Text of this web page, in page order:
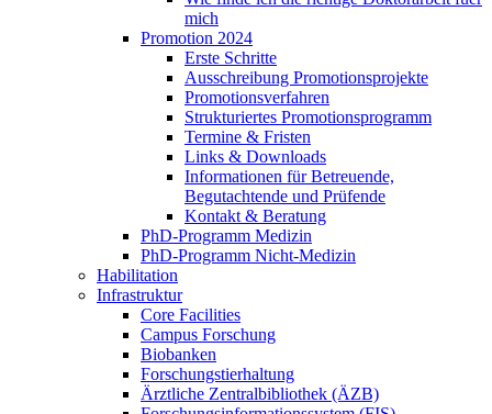
mich
Promotion 2024
Erste Schritte
Ausschreibung Promotionsprojekte
Promotionsverfahren
Strukturiertes Promotionsprogramm
Termine & Fristen
Links & Downloads
Informationen für Betreuende,
Begutachtende und Prüfende
Kontakt & Beratung
PhD-Programm Medizin
PhD-Programm Nicht-Medizin
Habilitation
Infrastruktur
Core Facilities
Campus Forschung
Biobanken
Forschungstierhaltung
Ärztliche Zentralbibliothek (ÄZB)